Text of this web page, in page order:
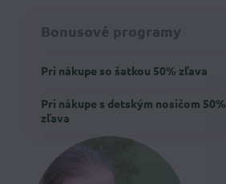
Bonusové programy
Pri nákupe so šatkou 50% zľava
Pri nákupe s detským nosičom 50%
zľava